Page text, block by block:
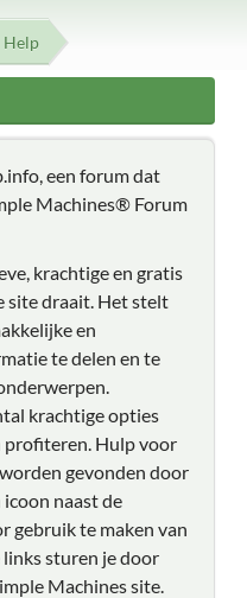
Help
een forum dat
Machines® Forum
krachtige en gratis
site draait. Het stelt
en
te delen en te
krachtige opties
profiteren. Hulp voor
gevonden door
naast de
gebruik te maken van
sturen je door
Machines site.